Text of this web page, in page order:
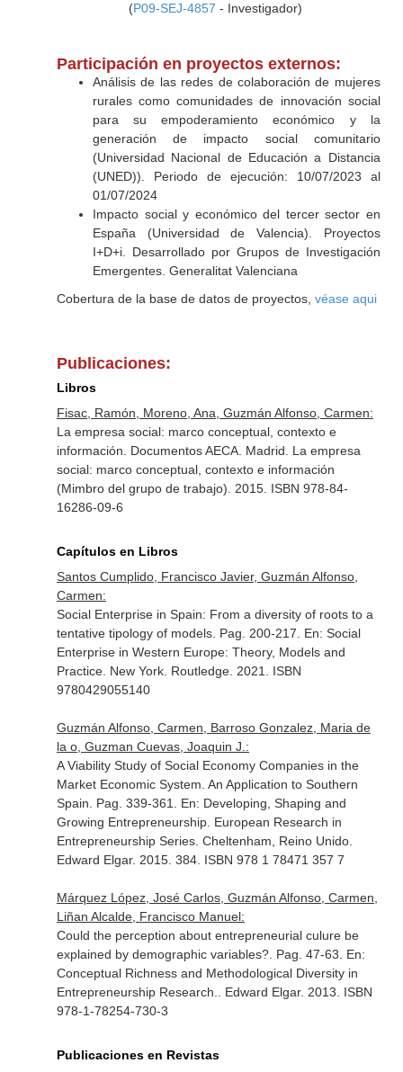
(P09-SEJ-4857 - Investigador)
Participación en proyectos externos:
Análisis de las redes de colaboración de mujeres
rurales como comunidades de innovación social
para su empoderamiento económico y la
generación de impacto social comunitario
(Universidad Nacional de Educación a Distancia
(UNED)). Periodo de ejecución: 10/07/2023 al
01/07/2024
Impacto social y económico del tercer sector en
España (Universidad de Valencia). Proyectos
I+D+i. Desarrollado por Grupos de Investigación
Emergentes. Generalitat Valenciana
Cobertura de la base de datos de proyectos, véase aqui
Publicaciones:
Libros
Fisac, Ramón, Moreno, Ana, Guzmán Alfonso, Carmen:
La empresa social: marco conceptual, contexto e
información. Documentos AECA. Madrid. La empresa
social: marco conceptual, contexto e información
(Mimbro del grupo de trabajo). 2015. ISBN 978-84-
16286-09-6
Capítulos en Libros
Santos Cumplido, Francisco Javier, Guzmán Alfonso,
Carmen:
Social Enterprise in Spain: From a diversity of roots to a
tentative tipology of models. Pag. 200-217. En: Social
Enterprise in Western Europe: Theory, Models and
Practice. New York. Routledge. 2021. ISBN
9780429055140
Guzmán Alfonso, Carmen, Barroso Gonzalez, Maria de
la o, Guzman Cuevas, Joaquin J.:
A Viability Study of Social Economy Companies in the
Market Economic System. An Application to Southern
Spain. Pag. 339-361. En: Developing, Shaping and
Growing Entrepreneurship. European Research in
Entrepreneurship Series. Cheltenham, Reino Unido.
Edward Elgar. 2015. 384. ISBN 978 1 78471 357 7
Márquez López, José Carlos, Guzmán Alfonso, Carmen,
Liñan Alcalde, Francisco Manuel:
Could the perception about entrepreneurial culure be
explained by demographic variables?. Pag. 47-63. En:
Conceptual Richness and Methodological Diversity in
Entrepreneurship Research.
. Edward Elgar. 2013. ISBN
978-1-78254-730-3
Publicaciones en Revistas